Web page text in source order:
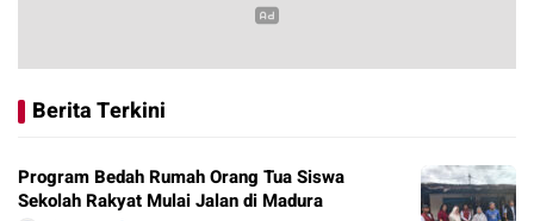
Berita Terkini
Program Bedah Rumah Orang Tua Siswa
Sekolah Rakyat Mulai Jalan di Madura